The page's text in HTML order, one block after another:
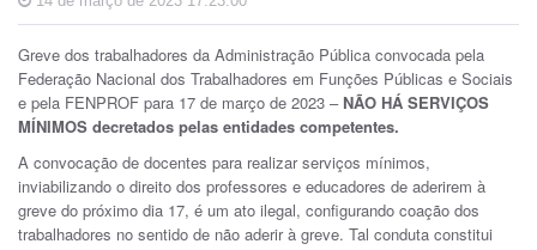
Greve dos trabalhadores da Administração Pública convocada pela
Federação Nacional dos Trabalhadores em Funções Públicas e Sociais
e pela FENPROF para 17 de março de 2023 – NÃO HÁ SERVIÇOS
MÍNIMOS decretados pelas entidades competentes.
A convocação de docentes para realizar serviços mínimos,
inviabilizando o direito dos professores e educadores de aderirem à
greve do próximo dia 17, é um ato ilegal, configurando coação dos
trabalhadores no sentido de não aderir à greve. Tal conduta constitui